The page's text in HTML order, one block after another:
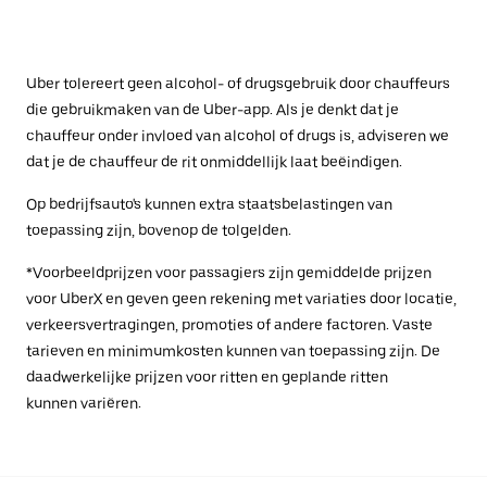
Uber tolereert geen alcohol- of drugsgebruik door chauffeurs
die gebruikmaken van de Uber-app. Als je denkt dat je
chauffeur onder invloed van alcohol of drugs is, adviseren we
dat je de chauffeur de rit onmiddellijk laat beëindigen.
Op bedrijfsauto's kunnen extra staatsbelastingen van
toepassing zijn, bovenop de tolgelden.
*Voorbeeldprijzen voor passagiers zijn gemiddelde prijzen
voor UberX en geven geen rekening met variaties door locatie,
verkeersvertragingen, promoties of andere factoren. Vaste
tarieven en minimumkosten kunnen van toepassing zijn. De
daadwerkelijke prijzen voor ritten en geplande ritten
kunnen variëren.